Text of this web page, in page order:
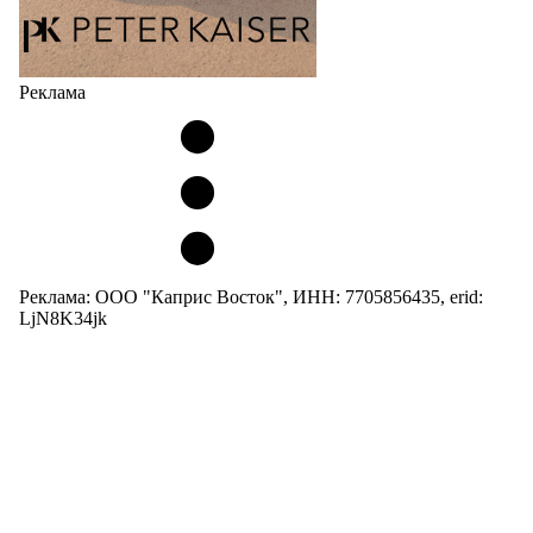
Реклама
Реклама: ООО "Каприс Восток", ИНН: 7705856435, erid:
LjN8K34jk